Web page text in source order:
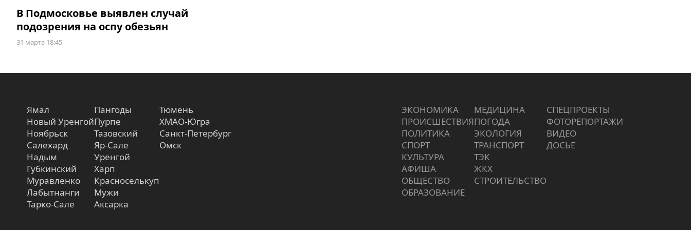
В Подмосковье выявлен случай
подозрения на оспу обезьян
31 марта 18:45
Ямал
Новый Уренгой
Ноябрьск
Салехард
Надым
Губкинский
Муравленко
Лабытнанги
Тарко-Сале
Пангоды
Пурпе
Тазовский
Яр-Сале
Уренгой
Харп
Красноселькуп
Мужи
Аксарка
Тюмень
ХМАО-Югра
Санкт-Петербург
Омск
ЭКОНОМИКА
ПРОИCШЕСТВИЯ
ПОЛИТИКА
СПОРТ
КУЛЬТУРА
АФИША
ОБЩЕСТВО
ОБРАЗОВАНИЕ
МЕДИЦИНА
ПОГОДА
ЭКОЛОГИЯ
ТРАНСПОРТ
ТЭК
ЖКХ
СТРОИТЕЛЬСТВО
СПЕЦПРОЕКТЫ
ФОТОРЕПОРТАЖИ
ВИДЕО
ДОСЬЕ